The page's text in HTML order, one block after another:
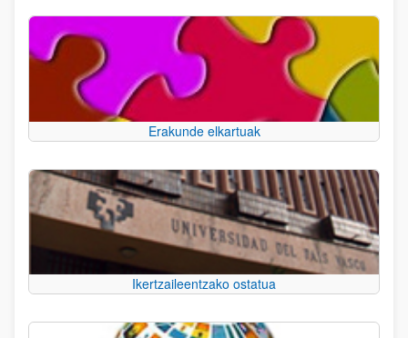
Erakunde elkartuak
Ikertzaileentzako ostatua